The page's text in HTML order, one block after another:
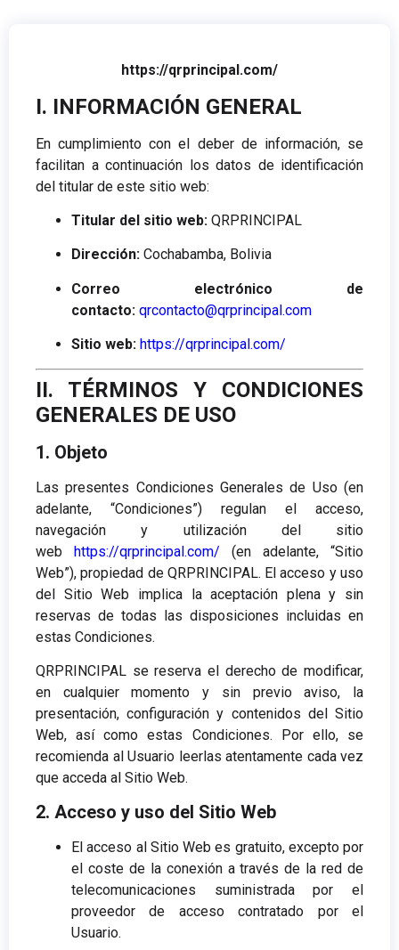
https://qrprincipal.com/
I. INFORMACIÓN GENERAL
En cumplimiento con el deber de información, se
facilitan a continuación los datos de identificación
del titular de este sitio web:
Titular del sitio web: QRPRINCIPAL
Dirección: Cochabamba, Bolivia
Correo electrónico de
contacto: qrcontacto@qrprincipal.com
Sitio web: https://qrprincipal.com/
II. TÉRMINOS Y CONDICIONES
GENERALES DE USO
1. Objeto
Las presentes Condiciones Generales de Uso (en
adelante, “Condiciones”) regulan el acceso,
navegación y utilización del sitio
web
https://qrprincipal.com/
(en adelante, “Sitio
Web”), propiedad de QRPRINCIPAL. El acceso y uso
del Sitio Web implica la aceptación plena y sin
reservas de todas las disposiciones incluidas en
estas Condiciones.
QRPRINCIPAL se reserva el derecho de modificar,
en cualquier momento y sin previo aviso, la
presentación, configuración y contenidos del Sitio
Web, así como estas Condiciones. Por ello, se
recomienda al Usuario leerlas atentamente cada vez
que acceda al Sitio Web.
2. Acceso y uso del Sitio Web
El acceso al Sitio Web es gratuito, excepto por
el coste de la conexión a través de la red de
telecomunicaciones suministrada por el
proveedor de acceso contratado por el
Usuario.